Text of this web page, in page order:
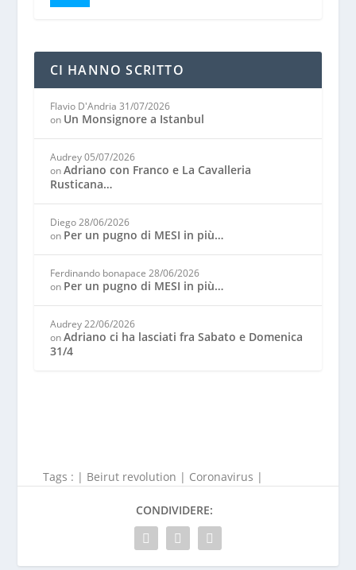
CI HANNO SCRITTO
Flavio D'Andria 31/07/2026
on Un Monsignore a Istanbul
Audrey 05/07/2026
onAdriano con Franco e La Cavalleria
Rusticana…
Diego 28/06/2026
on Per un pugno di MESI in più…
Ferdinando bonapace 28/06/2026
on Per un pugno di MESI in più…
Audrey 22/06/2026
onAdriano ci ha lasciati fra Sabato e Domenica
31/4
Tags : | Beirut revolution | Coronavirus |
CONDIVIDERE: